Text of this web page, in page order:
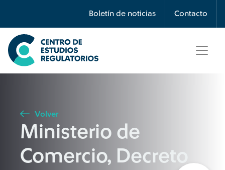
Boletín de noticias Contacto
Búsqueda
Seleccione país
Buscar
Volver
Ministerio de
Comercio, Decreto